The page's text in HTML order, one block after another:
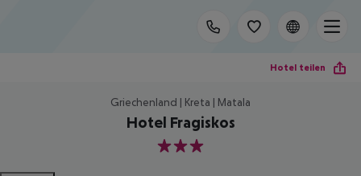
Hotel teilen
Griechenland | Kreta | Matala
Hotel Fragiskos
3